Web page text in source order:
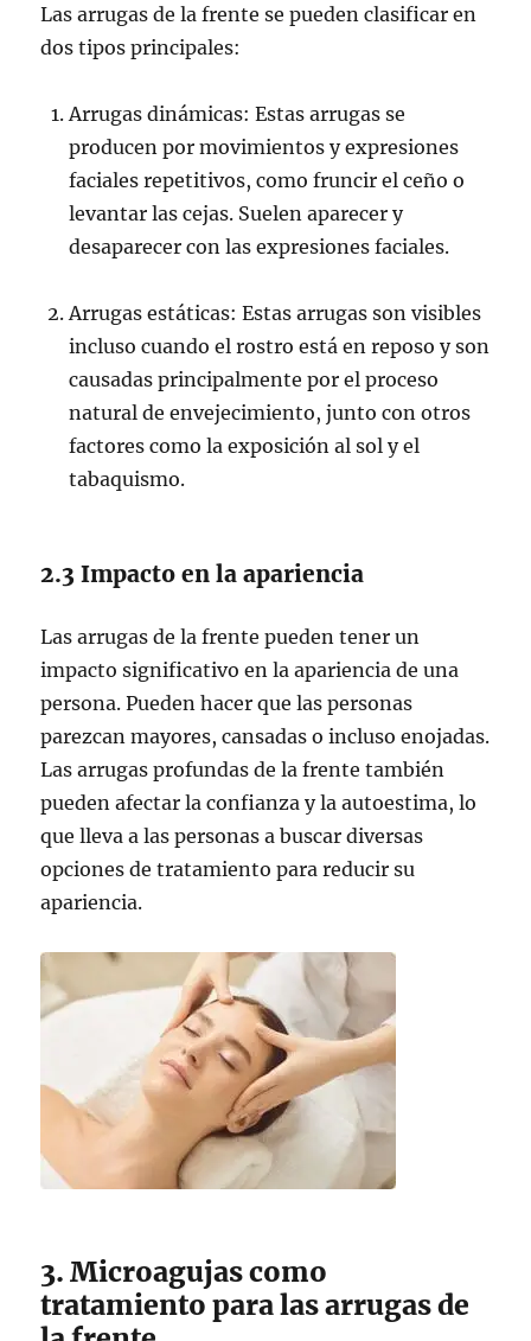
Las arrugas de la frente se pueden clasificar en
dos tipos principales:
Arrugas dinámicas: Estas arrugas se
producen por movimientos y expresiones
faciales repetitivos, como fruncir el ceño o
levantar las cejas. Suelen aparecer y
desaparecer con las expresiones faciales.
Arrugas estáticas: Estas arrugas son visibles
incluso cuando el rostro está en reposo y son
causadas principalmente por el proceso
natural de envejecimiento, junto con otros
factores como la exposición al sol y el
tabaquismo.
2.3 Impacto en la apariencia
Las arrugas de la frente pueden tener un
impacto significativo en la apariencia de una
persona. Pueden hacer que las personas
parezcan mayores, cansadas o incluso enojadas.
Las arrugas profundas de la frente también
pueden afectar la confianza y la autoestima, lo
que lleva a las personas a buscar diversas
opciones de tratamiento para reducir su
apariencia.
3. Microagujas como
tratamiento para las arrugas de